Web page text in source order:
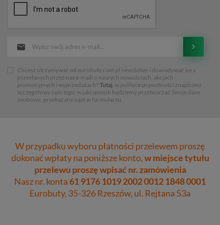
Chcesz otrzymywać od eurobuty.com.pl newsletter i dowiadywać sie z
przesłanych przez nas e-maili o naszych nowościach, akcjach
promocyjnych i wyprzedażach? Tutaj, w polityce prywatności znajdziesz
szczegółowy opis tego, w jaki sposób będziemy przetwarzać Twoje dane
osobowe, przekazane nam w formularzu.
W przypadku wyboru płatności przelewem proszę
dokonać wpłaty na poniższe konto,w miejsce tytułu
przelewu proszę wpisać nr. zamówienia
Nasz nr. konta61 9176 1019 2002 0012 1848 0001
Eurobuty, 35-326 Rzeszów, ul. Rejtana 53a